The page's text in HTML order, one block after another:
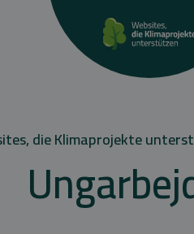
die Klimaprojekte